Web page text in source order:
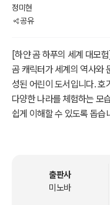
정미현
공유
[하얀 곰 하푸의 세계 대모
곰 캐릭터가 세계의 역사와
성된 어린이 도서입니다. 호
다양한 나라를 체험하는 모
쉽게 이해할 수 있도록 돕습
단순한 지식이 아닌, 즐거
수 있는 종합 어린이 도서입
출판사
미노바